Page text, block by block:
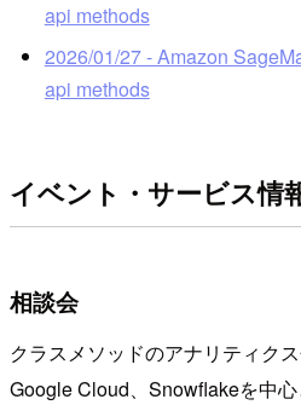
api methods
2026/01/27 - Amazon
api methods
イベント・サービス情
相談会
クラスメソッドのアナリティク
Google Cloud、Snowflakeを中